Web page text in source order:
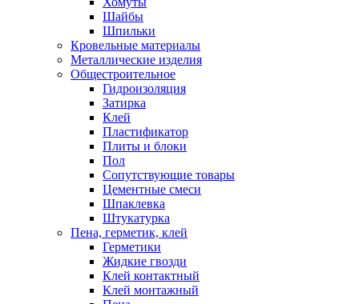
Шайбы
Шпильки
Кровельные материалы
Металлические изделия
Общестроительное
Гидроизоляция
Затирка
Клей
Пластификатор
Плиты и блоки
Пол
Сопутствующие товары
Цементные смеси
Шпаклевка
Штукатурка
Пена, герметик, клей
Герметики
Жидкие гвозди
Клей контактный
Клей монтажный